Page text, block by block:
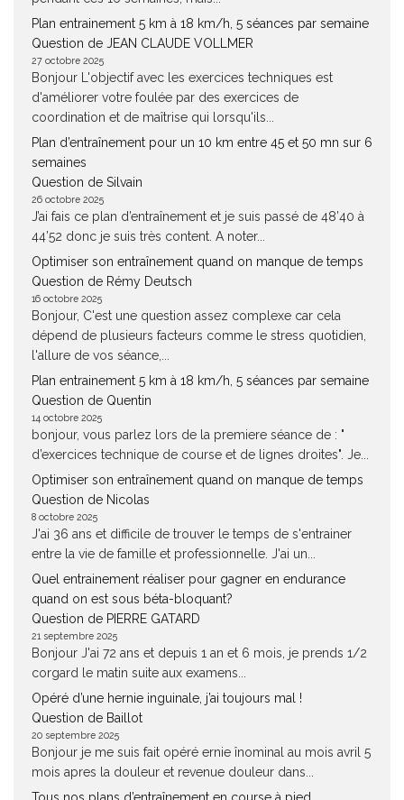
Plan entrainement 5 km à 18 km/h, 5 séances par semaine
Question de JEAN CLAUDE VOLLMER
27 octobre 2025
Bonjour L'objectif avec les exercices techniques est
d'améliorer votre foulée par des exercices de
coordination et de maîtrise qui lorsqu'ils...
Plan d’entraînement pour un 10 km entre 45 et 50 mn sur 6
semaines
Question de Silvain
26 octobre 2025
J’ai fais ce plan d’entraînement et je suis passé de 48’40 à
44’52 donc je suis très content. A noter...
Optimiser son entraînement quand on manque de temps
Question de Rémy Deutsch
16 octobre 2025
Bonjour, C'est une question assez complexe car cela
dépend de plusieurs facteurs comme le stress quotidien,
l'allure de vos séance,...
Plan entrainement 5 km à 18 km/h, 5 séances par semaine
Question de Quentin
14 octobre 2025
bonjour, vous parlez lors de la premiere séance de : "
d’exercices technique de course et de lignes droites". Je...
Optimiser son entraînement quand on manque de temps
Question de Nicolas
8 octobre 2025
J'ai 36 ans et difficile de trouver le temps de s'entrainer
entre la vie de famille et professionnelle. J'ai un...
Quel entrainement réaliser pour gagner en endurance
quand on est sous béta-bloquant?
Question de PIERRE GATARD
21 septembre 2025
Bonjour J'ai 72 ans et depuis 1 an et 6 mois, je prends 1/2
corgard le matin suite aux examens...
Opéré d’une hernie inguinale, j’ai toujours mal !
Question de Baillot
20 septembre 2025
Bonjour je me suis fait opéré ernie înominal au mois avril 5
mois apres la douleur et revenue douleur dans...